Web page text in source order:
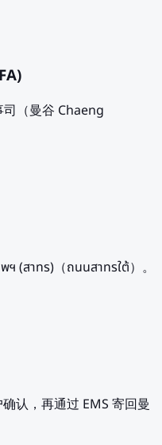
（曼谷 Chaeng
(สาทร)（ถนนสาทรใต้）。
认，再通过 EMS 寄回曼